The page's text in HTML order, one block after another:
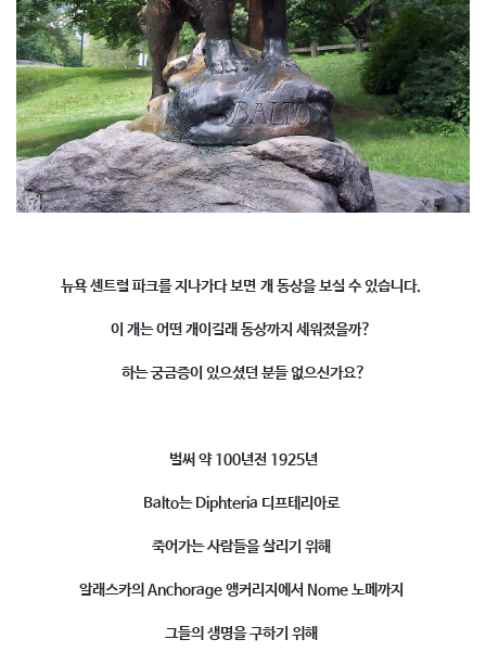
뉴욕 센트럴 파크를 지나가다 보면 개 동상을 보실 수 있습니다.
이 개는 어떤 개이길래 동상까지 세워졌을까?
하는 궁금증이 있으셨던 분들 없으신가요?
벌써 약 100년전 1925년
Balto는 Diphteria 디프테리아로
죽어가는 사람들을 살리기 위해
알래스카의 Anchorage 앵커리지에서 Nome 노메까지
그들의 생명을 구하기 위해